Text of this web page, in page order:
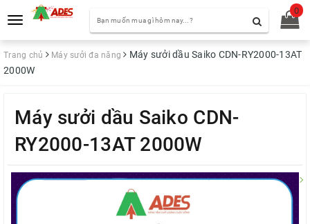
Toggle
navigation
0
Trang chủ Máy sưởi đa năng
Máy sưởi dầu Saiko CDN-RY2000-13AT
2000W
Máy sưởi dầu Saiko CDN-
RY2000-13AT 2000W